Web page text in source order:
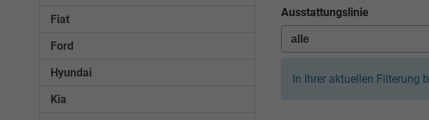
Ausstattungslinie
In Ihrer aktuellen Filterung
Fiat
Ford
Hyundai
Kia